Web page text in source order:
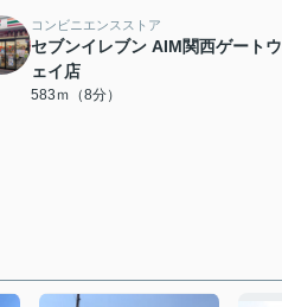
コンビニエンスストア
セブンイレブン AIM関西ゲートウ
ェイ店
583ｍ（8分）